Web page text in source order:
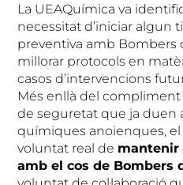
La UEAQuímica va
necessitat d’iniciar algun
preventiva amb Bombers
millorar protocols en
casos d’intervencions
Més enllà del
de seguretat que ja duen
químiques anoienques,
voluntat real de mantenir
amb el cos de Bombers